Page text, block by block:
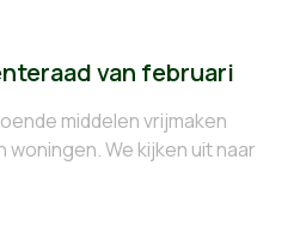
van februari
middelen vrijmaken
We kijken uit naar